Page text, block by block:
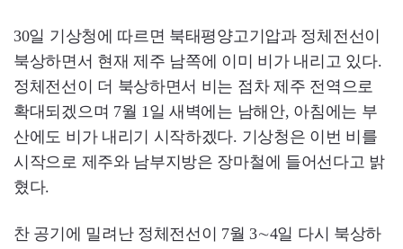
30일 기상청에 따르면 북태평양고기압과 정체전선이
북상하면서 현재 제주 남쪽에 이미 비가 내리고 있다.
정체전선이 더 북상하면서 비는 점차 제주 전역으로
확대되겠으며 7월 1일 새벽에는 남해안, 아침에는 부
산에도 비가 내리기 시작하겠다. 기상청은 이번 비를
시작으로 제주와 남부지방은 장마철에 들어선다고 밝
혔다.
찬 공기에 밀려난 정체전선이 7월 3∼4일 다시 북상하